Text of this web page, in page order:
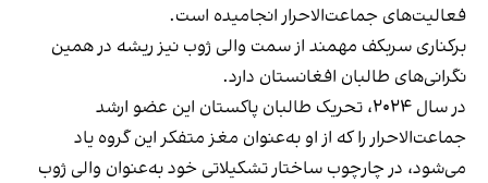
فعالیت‌های جماعت‌الاحرار انجامیده است.
برکناری سربکف مهمند از سمت والی ژوب نیز ریشه در همین
نگرانی‌های طالبان افغانستان دارد.
در سال ۲۰۲۴، تحریک طالبان پاکستان این عضو ارشد
جماعت‌الاحرار را که از او به‌عنوان مغز متفکر این گروه یاد
می‌شود، در چارچوب ساختار تشکیلاتی خود به‌عنوان والی ژوب